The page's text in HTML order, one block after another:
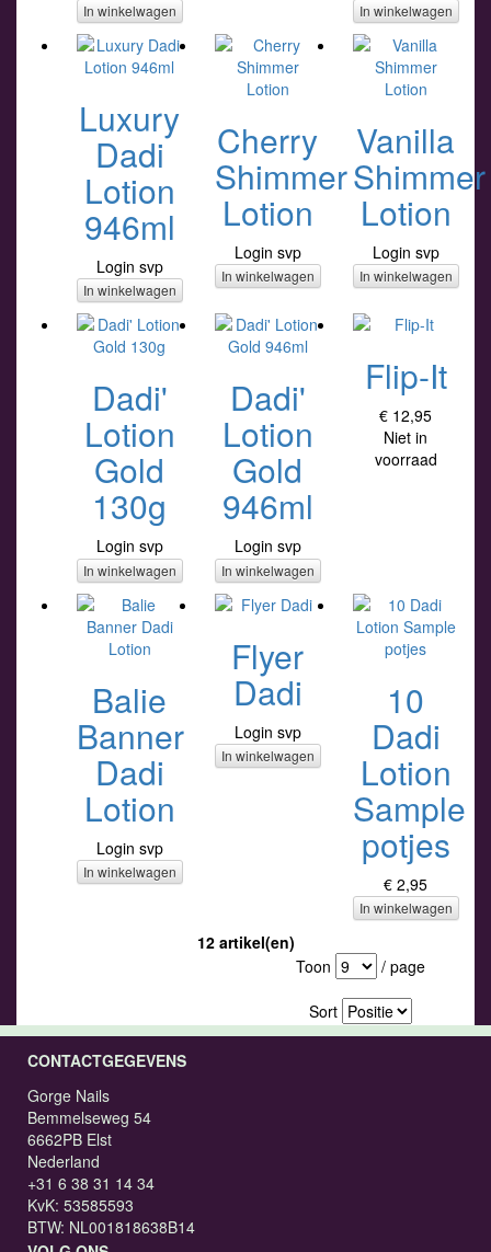
In winkelwagen In winkelwagen
Luxury
Dadi
Lotion
946ml
Login svp
In winkelwagen
Cherry
Shimmer
Lotion
Login svp
In winkelwagen
Vanilla
Shimmer
Lotion
Login svp
In winkelwagen
Dadi'
Lotion
Gold
130g
Login svp
In winkelwagen
Dadi'
Lotion
Gold
946ml
Login svp
In winkelwagen
Flip-It
€ 12,95
Niet in
voorraad
Balie
Banner
Dadi
Lotion
Login svp
In winkelwagen
Flyer
Dadi
Login svp
In winkelwagen
10
Dadi
Lotion
Sample
potjes
€ 2,95
In winkelwagen
12 artikel(en)
Toon
/ page
Sort
CONTACTGEGEVENS
Gorge Nails
Bemmelseweg 54
6662PB Elst
Nederland
+31 6 38 31 14 34
KvK: 53585593
BTW: NL001818638B14